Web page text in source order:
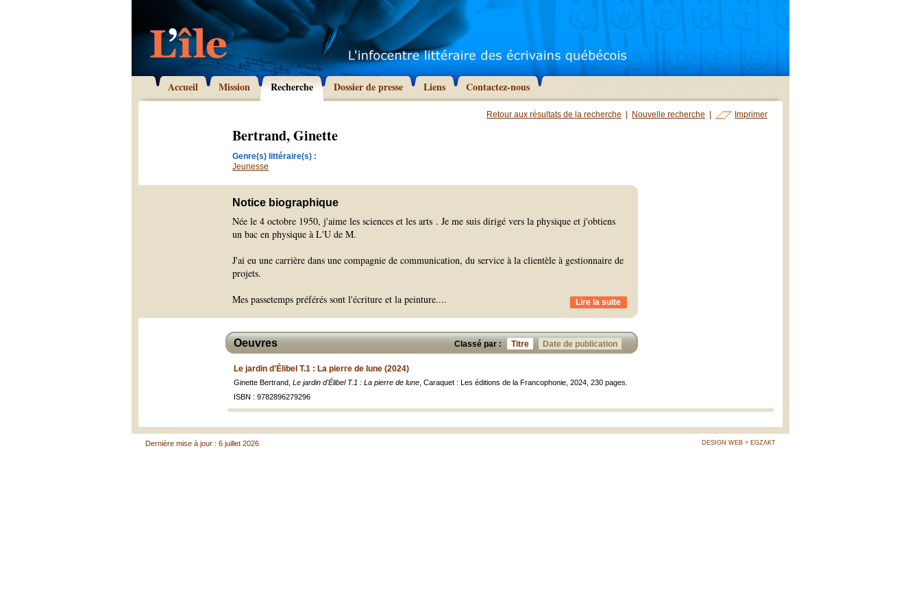
Accueil Mission Recherche Dossier de presse Liens Contactez-nous
Retour aux résultats de la recherche Nouvelle recherche Imprimer
Bertrand, Ginette
Genre(s) littéraire(s) :
Jeunesse
Notice biographique
Née le 4 octobre 1950, j'aime les sciences et les arts . Je me suis dirigé vers la physique et j'obtiens
un bac en physique à L'U de M.
J'ai eu une carrière dans une compagnie de communication, du service à la clientèle à gestionnaire de
projets.
Mes passetemps préférés sont l'écriture et la peinture.... Lire la suite
Classé par : Titre Date de publication
Oeuvres
Le jardin d'Élibel T.1 : La pierre de lune (2024)
Ginette Bertrand, Le jardin d'Élibel T.1 : La pierre de lune , Caraquet : Les éditions de la Francophonie, 2024, 230 pages.
ISBN : 9782896279296
DESIGN WEB = EGZAKT
Dernière mise à jour : 6 juillet 2026